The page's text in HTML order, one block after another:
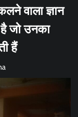
वाला ज्ञान
जो उनका
हैं